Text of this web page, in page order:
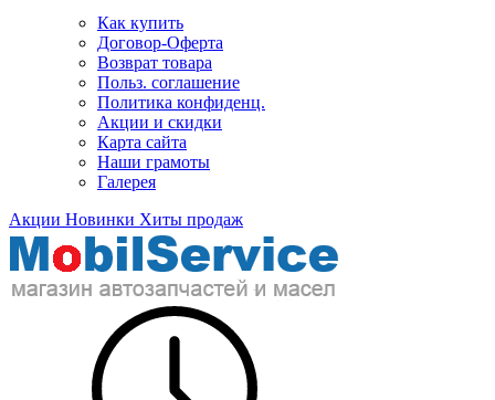
Как купить
Договор-Оферта
Возврат товара
Польз. соглашение
Политика конфиденц.
Акции и скидки
Карта сайта
Наши грамоты
Галерея
Акции Новинки Хиты продаж